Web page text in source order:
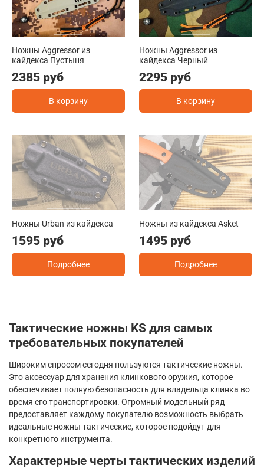
Ножны Aggressor из
кайдекса Пустыня
2385 руб
В корзину
Ножны Aggressor из
кайдекса Черный
2295 руб
В корзину
Ножны Urban из кайдекса
1595 руб
Подробнее
Ножны из кайдекса Asket
1495 руб
Подробнее
Тактические ножны KS для самых
требовательных покупателей
Широким спросом сегодня пользуются тактические ножны.
Это аксессуар для хранения клинкового оружия, которое
обеспечивает полную безопасность для владельца клинка во
время его транспортировки. Огромный модельный ряд
предоставляет каждому покупателю возможность выбрать
идеальные ножны тактические, которое подойдут для
конкретного инструмента.
Характерные черты тактических изделий